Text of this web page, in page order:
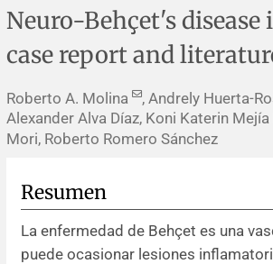
Impressum
Evaluaciones económicas
Notas metodológicas
Notas históricas y reseñas
Ensayos
Notas técnicas
Práctica clínica
Descripción
Política de cobros
Políticas editoriales
Patrocinadores y financiamiento
Editores
Neuro-Behçet's disease
case report and
Roberto A. Molina
, Andrely Huerta-
Alexander Alva Díaz, Koni Katerin
Mori, Roberto Romero Sánchez
Resumen
La enfermedad de Behçet es una
puede ocasionar lesiones